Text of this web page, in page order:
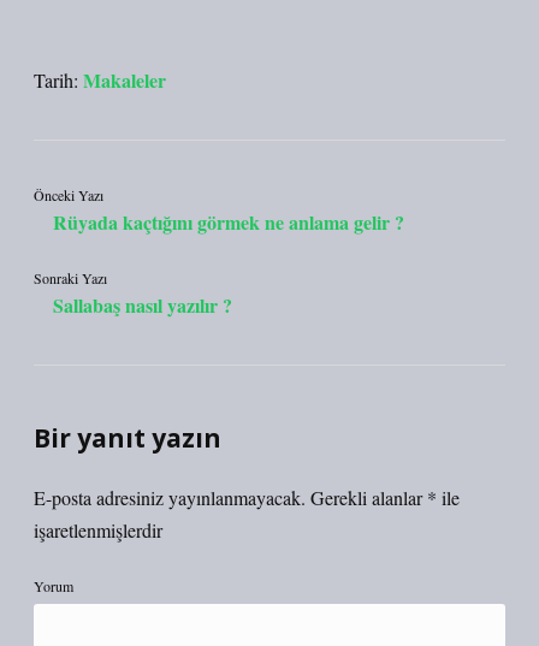
Tarih: Makaleler
Önceki Yazı
Rüyada kaçtığını görmek ne anlama gelir ?
Sonraki Yazı
Sallabaş nasıl yazılır ?
Bir yanıt yazın
E-posta adresiniz yayınlanmayacak. Gerekli alanlar* ile
işaretlenmişlerdir
Yorum